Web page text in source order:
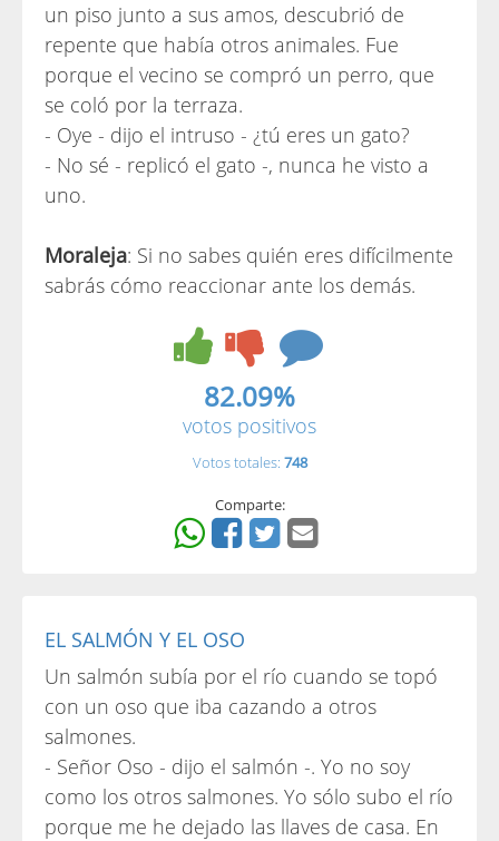
un piso junto a sus amos, descubrió de
repente que había otros animales. Fue
porque el vecino se compró un perro, que
se coló por la terraza.
- Oye - dijo el intruso - ¿tú eres un gato?
- No sé - replicó el gato -, nunca he visto a
uno.
Moraleja: Si no sabes quién eres difícilmente
sabrás cómo reaccionar ante los demás.
82.09%
votos positivos
Votos totales: 748
Comparte:
EL SALMÓN Y EL OSO
Un salmón subía por el río cuando se topó
con un oso que iba cazando a otros
salmones.
- Señor Oso - dijo el salmón -. Yo no soy
como los otros salmones. Yo sólo subo el río
porque me he dejado las llaves de casa. En